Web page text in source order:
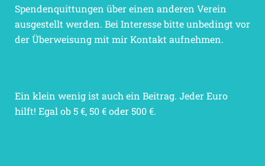
Spendenquittungen über einen anderen Verein
ausgestellt werden. Bei Interesse bitte unbedingt vor
der Überweisung mit mir Kontakt aufnehmen.
Ein klein wenig ist auch ein Beitrag. Jeder Euro
hilft! Egal ob 5 €, 50 € oder 500 €.